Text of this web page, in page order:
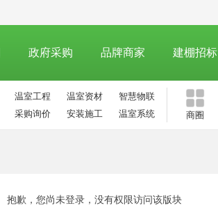
政府采购 品牌商家 建棚招标
温室工程 温室资材
智慧物联
采购询价
安装施工 温室系统 商圈
抱歉，您尚未登录，没有权限访问该版块